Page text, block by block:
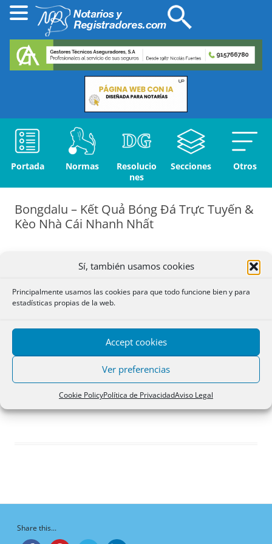
Sí, también usamos cookies
Principalmente usamos las cookies para que todo funcione bien y para
estadísticas propias de la web.
Accept cookies
Ver preferencias
Cookie PolicyPolítica de PrivacidadAviso Legal
Portada Normas
Resolucio
nes
Secciones Otros
Bongdalu – Kết Quả Bóng Đá Trực Tuyến &
Kèo Nhà Cái Nhanh Nhất
Respuestas creadas
¡Vaya, no hay debates aquí!
Share this...